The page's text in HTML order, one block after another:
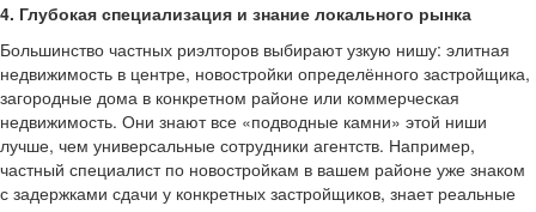
4. Глубокая специализация и знание локального рынка
Большинство частных риэлторов выбирают узкую нишу: элитная
недвижимость в центре, новостройки определённого застройщика,
загородные дома в конкретном районе или коммерческая
недвижимость. Они знают все «подводные камни» этой ниши
лучше, чем универсальные сотрудники агентств. Например,
частный специалист по новостройкам в вашем районе уже знаком
с задержками сдачи у конкретных застройщиков, знает реальные